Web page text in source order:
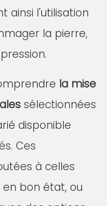
ainsi l'utilisation
la pierre,
la mise
sélectionnées
disponible
Ces
à celles
bon état, ou